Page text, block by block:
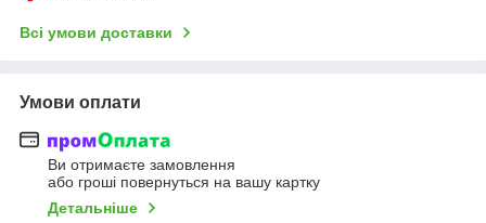
Всі умови доставки
Умови оплати
Ви отримаєте замовлення
або гроші повернуться на вашу картку
Детальніше